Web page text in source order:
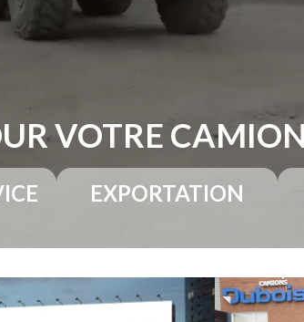
VOTRE CAMION
EXPORTATION